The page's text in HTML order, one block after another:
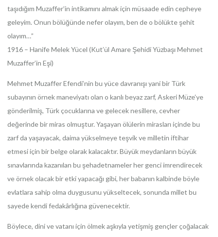
taşıdığım Muzaffer’in intikamını almak için müsaade edin cepheye
geleyim. Onun bölüğünde nefer olayım, ben de o bölükte şehit
olayım…”
1916 – Hanife Melek Yücel (Kut’ül Amare Şehidi Yüzbaşı Mehmet
Muzaffer’in Eşi)
Mehmet Muzaffer Efendi’nin bu yüce davranışı yani bir Türk
subayının örnek maneviyatı olan o kanlı beyaz zarf, Askeri Müze’ye
gönderilmiş, Türk çocuklarına ve gelecek nesillere, cevher
değerinde bir miras olmuştur. Yaşayan ölülerin mirasları içinde bu
zarf da yaşayacak, daima yükselmeye teşvik ve milletin iftihar
etmesi için bir belge olarak kalacaktır. Büyük meydanların büyük
sınavlarında kazanılan bu şehadetnameler her genci imrendirecek
ve örnek olacak bir etki yapacağı gibi, her babanın kalbinde böyle
evlatlara sahip olma duygusunu yükseltecek, sonunda millet bu
sayede kendi fedakârlığına güvenecektir.
Böylece, dini ve vatanı için ölmek aşkıyla yetişmiş gençler çoğalacak